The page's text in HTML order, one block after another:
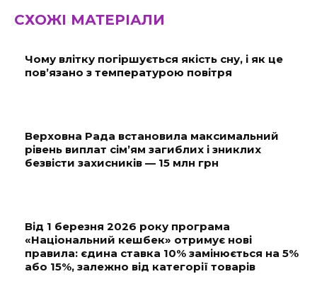
СХОЖІ МАТЕРІАЛИ
Чому влітку погіршується якість сну, і як це
пов’язано з температурою повітря
Верховна Рада встановила максимальний
рівень виплат сім’ям загиблих і зниклих
безвісти захисників — 15 млн грн
Від 1 березня 2026 року програма
«Національний кешбек» отримує нові
правила: єдина ставка 10% замінюється на 5%
або 15%, залежно від категорії товарів